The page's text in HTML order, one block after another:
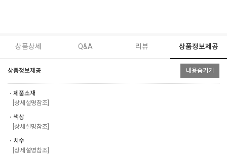
상품상세 Q&A 리뷰 상품정보제공
상품정보제공 내용숨기기
ㆍ제품소재
[상세설명참조]
ㆍ색상
[상세설명참조]
ㆍ치수
[상세설명참조]